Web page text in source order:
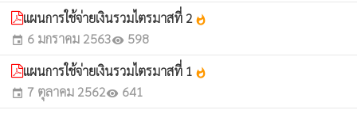
แผนการใช้จ่ายเงินรวมไตรมาสที่ 2 whatshot
event 6 มกราคม 2563visibility 598
แผนการใช้จ่ายเงินรวมไตรมาสที่ 1 whatshot
event 7 ตุลาคม 2562visibility 641